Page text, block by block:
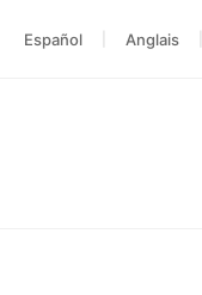
Anglais
Español